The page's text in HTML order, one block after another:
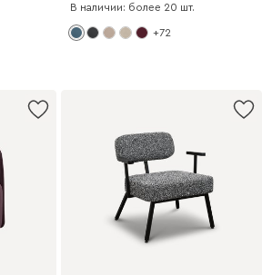
В наличии: более 20 шт.
+72